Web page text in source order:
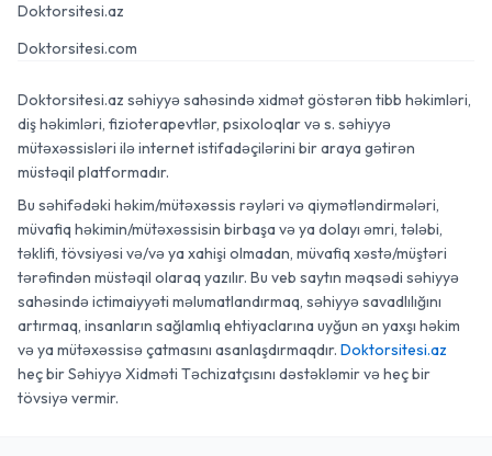
Doktorsitesi.az
Doktorsitesi.com
Doktorsitesi.az səhiyyə sahəsində xidmət göstərən tibb həkimləri,
diş həkimləri, fizioterapevtlər, psixoloqlar və s. səhiyyə
mütəxəssisləri ilə internet istifadəçilərini bir araya gətirən
müstəqil platformadır.
Bu səhifədəki həkim/mütəxəssis rəyləri və qiymətləndirmələri,
müvafiq həkimin/mütəxəssisin birbaşa və ya dolayı əmri, tələbi,
təklifi, tövsiyəsi və/və ya xahişi olmadan, müvafiq xəstə/müştəri
tərəfindən müstəqil olaraq yazılır. Bu veb saytın məqsədi səhiyyə
sahəsində ictimaiyyəti məlumatlandırmaq, səhiyyə savadlılığını
artırmaq, insanların sağlamlıq ehtiyaclarına uyğun ən yaxşı həkim
və ya mütəxəssisə çatmasını asanlaşdırmaqdır. Doktorsitesi.az
heç bir Səhiyyə Xidməti Təchizatçısını dəstəkləmir və heç bir
tövsiyə vermir.